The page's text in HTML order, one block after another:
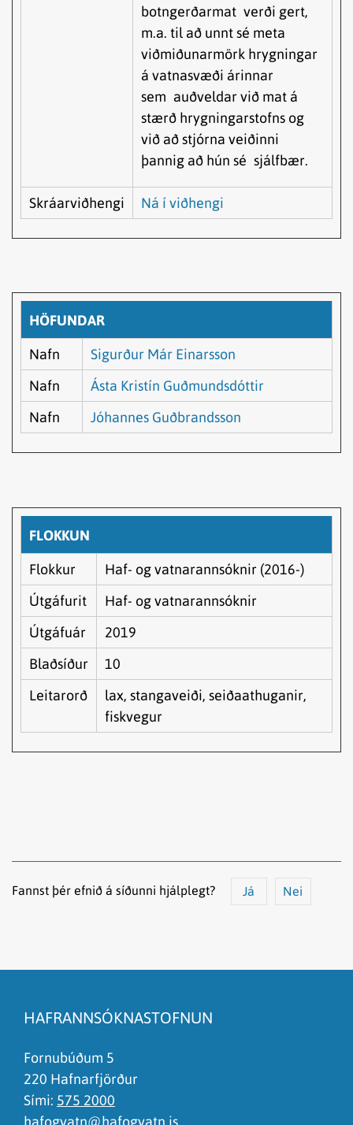
botngerðarmat verði gert,
m.a. til að unnt sé meta
viðmiðunarmörk hrygningar
á vatnasvæði árinnar
sem auðveldar við mat á
stærð hrygningarstofns og
við að stjórna veiðinni
þannig að hún sé sjálfbær.
Skráarviðhengi Ná í viðhengi
HÖFUNDAR
Nafn
Sigurður Már Einarsson
Nafn
Ásta Kristín Guðmundsdóttir
Nafn
Jóhannes Guðbrandsson
FLOKKUN
Flokkur
Haf- og vatnarannsóknir (2016-)
Útgáfurit
Haf- og vatnarannsóknir
Útgáfuár
2019
Blaðsíður
10
Leitarorð
lax, stangaveiði, seiðaathuganir,
fiskvegur
Fannst þér efnið á síðunni hjálplegt? Já Nei
Það er of mikið efni á síðunni
Ég skil ekki efnið, finnst það of flókið
HAFRANNSÓKNASTOFNUN
Fornubúðum 5
220 Hafnarfjörður
Sími: 575 2000
hafogvatn@hafogvatn.is